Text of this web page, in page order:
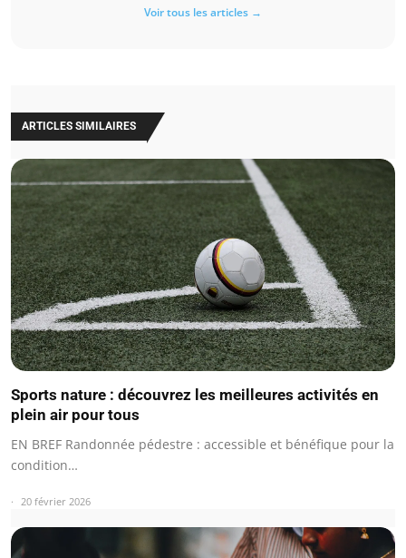
Voir tous les articles →
ARTICLES SIMILAIRES
Sports nature : découvrez les meilleures activités en
plein air pour tous
EN BREF Randonnée pédestre : accessible et bénéfique pour la
condition…
20 février 2026